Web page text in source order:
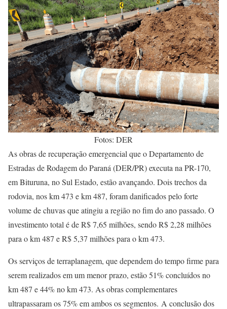
Fotos: DER
As obras de recuperação emergencial que o Departamento de
Estradas de Rodagem do Paraná (DER/PR) executa na PR-170,
em Bituruna, no Sul Estado, estão avançando. Dois trechos da
rodovia, nos km 473 e km 487, foram danificados pelo forte
volume de chuvas que atingiu a região no fim do ano passado. O
investimento total é de R$ 7,65 milhões, sendo R$ 2,28 milhões
para o km 487 e R$ 5,37 milhões para o km 473.
Os serviços de terraplanagem, que dependem do tempo firme para
serem realizados em um menor prazo, estão 51% concluídos no
km 487 e 44% no km 473. As obras complementares
ultrapassaram os 75% em ambos os segmentos. A conclusão dos